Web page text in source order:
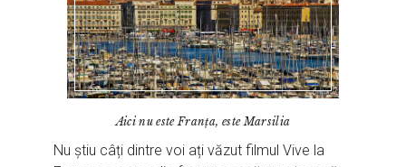
Aici nu este Franța, este Marsilia
Nu știu câți dintre voi ați văzut filmul Vive la